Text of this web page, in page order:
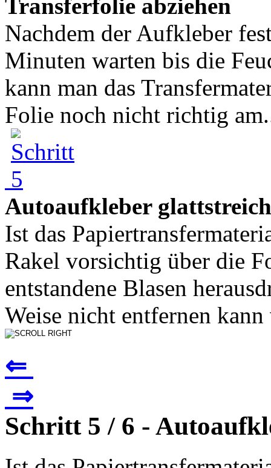
Transferfolie abziehen
Nachdem der Aufkleber
Minuten warten bis die
kann man das
Folie noch nicht richtig
Autoaufkleber
Ist das
Rakel vorsichtig über die
entstandene Blasen
Weise nicht entfernen
⇐
⇒
Schritt 5 / 6 -